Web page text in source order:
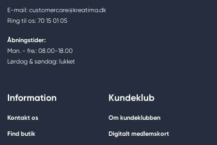
E-mail: customercare@kreatima.dk
Ring til os: 70 15 01 05
Åbningstider:
Man. - fre.: 08.00-18.00
Lørdag & søndag: lukket
Information
Kontakt os
Find butik
Kundeklub
Om kundeklubben
Digitalt medlemskort